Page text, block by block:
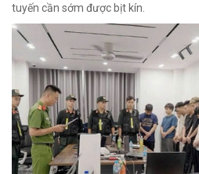
tuyến cần sớm được bịt kín.